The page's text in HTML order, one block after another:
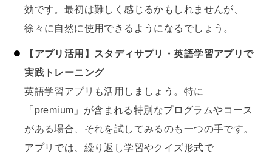
効です。最初は難しく感じるかもしれませんが、
徐々に自然に使用できるようになるでしょう。
【アプリ活用】スタディサプリ・英語学習アプリで
実践トレーニング
英語学習アプリも活用しましょう。特に
「premium」が含まれる特別なプログラムやコース
がある場合、それを試してみるのも一つの手です。
アプリでは、繰り返し学習やクイズ形式で